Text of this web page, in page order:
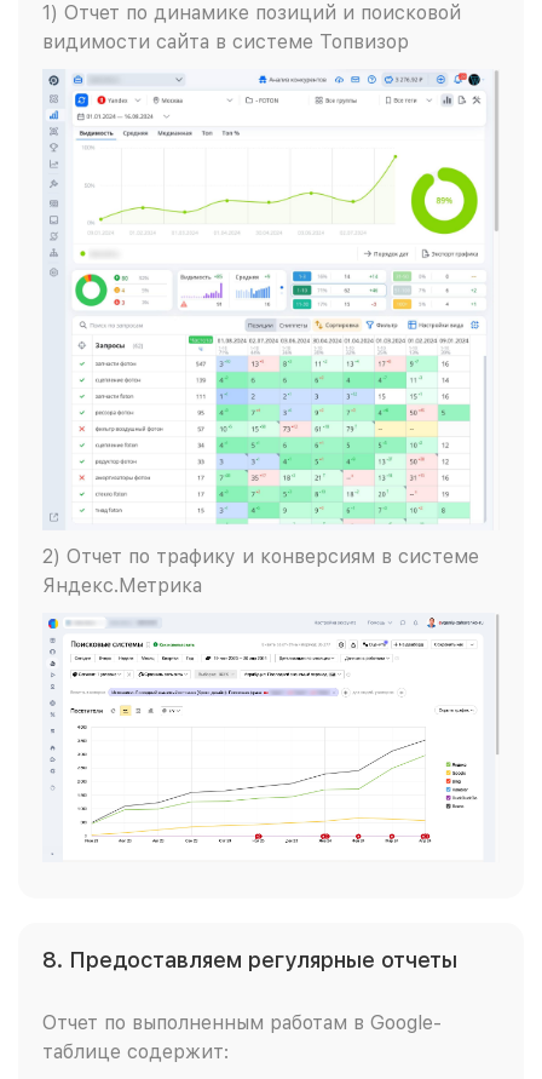
1) Отчет по динамике позиций и поисковой
видимости сайта в системе Топвизор
2) Отчет по трафику и конверсиям в системе
Яндекс.Метрика
8. Предоставляем регулярные отчеты
Отчет по выполненным работам в Google-
таблице содержит: